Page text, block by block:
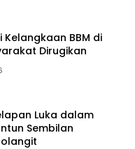
Kelangkaan BBM di
Dirugikan
Luka dalam
Sembilan